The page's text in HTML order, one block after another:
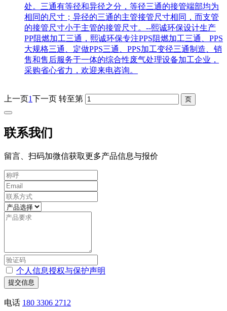
处。三通有等径和异径之分，等径三通的接管端部均为
相同的尺寸；异径的三通的主管接管尺寸相同，而支管
的接管尺寸小于主管的接管尺寸。--熙诚环保设计生产
PP阻燃加工三通，熙诚环保专注PPS阻燃加工三通、PPS
大规格三通、定做PPS三通、PPS加工变径三通制造、销
售和售后服务于一体的综合性废气处理设备加工企业，
采购省心省力，欢迎来电咨询。
上一页1下一页 转至第
联系我们
留言、扫码加微信获取更多产品信息与报价
个人信息授权与保护声明
提交信息
电话 180 3306 2712